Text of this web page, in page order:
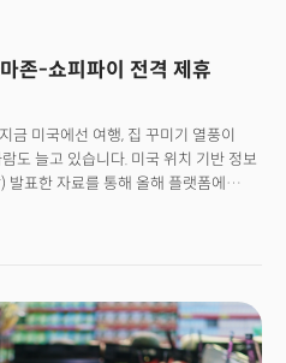
존-쇼피파이 전격 제휴
금 미국에선 여행, 집 꾸미기 열풍이
도 늘고 있습니다. 미국 위치 기반 정보
표한 자료를 통해 올해 플랫폼에
록한 사상 최고치를 넘어설 것으로
7월까지 7개월 동안 거의
카테고리에서 개업이 증가한 점이
두드러지죠. 호텔 및 여행 분야에
스는 37%, 자동차는 27%, 이벤트